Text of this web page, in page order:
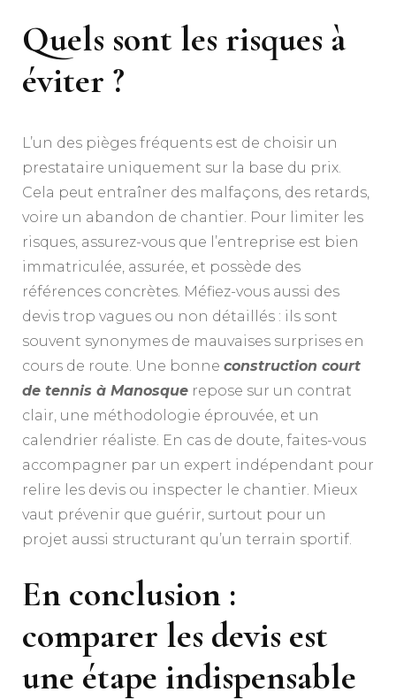
Quels sont les risques à
éviter ?
L’un des pièges fréquents est de choisir un
prestataire uniquement sur la base du prix.
Cela peut entraîner des malfaçons, des retards,
voire un abandon de chantier. Pour limiter les
risques, assurez-vous que l’entreprise est bien
immatriculée, assurée, et possède des
références concrètes. Méfiez-vous aussi des
devis trop vagues ou non détaillés : ils sont
souvent synonymes de mauvaises surprises en
cours de route. Une bonne construction court
de tennis à Manosque repose sur un contrat
clair, une méthodologie éprouvée, et un
calendrier réaliste. En cas de doute, faites-vous
accompagner par un expert indépendant pour
relire les devis ou inspecter le chantier. Mieux
vaut prévenir que guérir, surtout pour un
projet aussi structurant qu’un terrain sportif.
En conclusion :
comparer les devis est
une étape indispensable